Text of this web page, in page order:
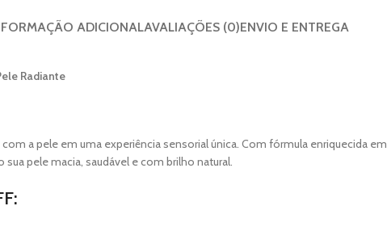
ADICIONALAVALIAÇÕES (0)ENVIO E ENTREGA
Radiante
a pele em uma experiência sensorial única. Com fórmula enriquecida em
pele macia, saudável e com brilho natural.